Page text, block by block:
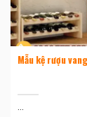
Mẫu kệ rượu
...